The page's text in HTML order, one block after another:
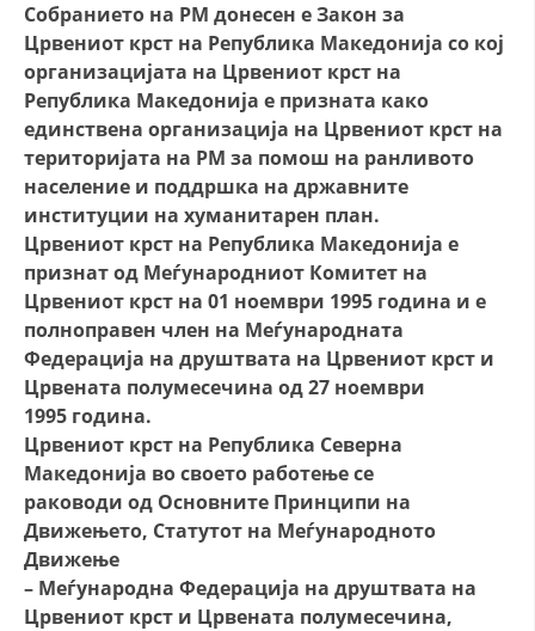
Собранието на РМ донесен е Закон за
Црвениот крст на Република Македонија со кој
организацијата на Црвениот крст на
Република Македонија е призната како
единствена организација на Црвениот крст на
територијата на РМ за помош на ранливото
население и поддршка на државните
институции на хуманитарен план.
Црвениот крст на Република Македонија е
признат од Меѓународниот Комитет на
Црвениот крст на 01 ноември 1995 година и е
полноправен член на Меѓународната
Федерација на друштвата на Црвениот крст и
Црвената полумесечина од 27 ноември
1995 година.
Црвениот крст на Република Северна
Македонија во своето работење се
раководи од Основните Принципи на
Движењето, Статутот на Меѓународното
Движење
– Меѓународна Федерација на друштвата на
Црвениот крст и Црвената полумесечина,